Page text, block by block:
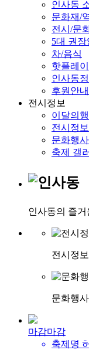
인사동
문화재/
전시/문
5대 권장
차/음식
핫플레
인사동
후원안내
전시정보
이달의
전시정보
문화행사
축제 갤
인사동의 즐
전시정보
문화행사
마감마감
축제명